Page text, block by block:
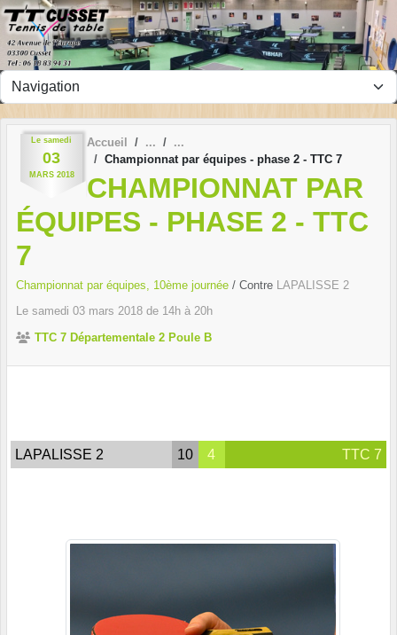
Le samedi
03
MARS 2018
Accueil
Championnat par équipes - phase 2 - TTC 7
CHAMPIONNAT PAR
ÉQUIPES - PHASE 2 - TTC
7
Championnat par équipes, 10ème journée / Contre LAPALISSE 2
Le samedi 03 mars 2018 de 14h à 20h
TTC 7 Départementale 2 Poule B
LAPALISSE 2 10 4 TTC 7
Panneau de gestion des cookies